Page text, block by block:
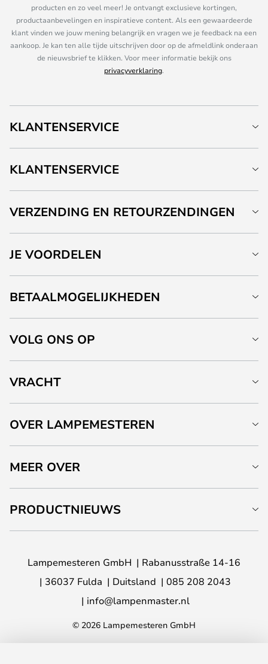
producten en zo veel meer! Je ontvangt exclusieve kortingen,
productaanbevelingen en inspiratieve content. Als een gewaardeerde
klant vinden we jouw mening belangrijk en vragen we je feedback na een
aankoop. Je kan ten alle tijde uitschrijven door op de afmeldlink onderaan
de nieuwsbrief te klikken. Voor meer informatie bekijk ons
privacyverklaring.
KLANTENSERVICE
KLANTENSERVICE
VERZENDING EN RETOURZENDINGEN
JE VOORDELEN
BETAALMOGELIJKHEDEN
VOLG ONS OP
VRACHT
OVER LAMPEMESTEREN
MEER OVER
PRODUCTNIEUWS
Lampemesteren GmbH
Rabanusstraße 14-16
36037 Fulda
Duitsland
085 208 2043
info@lampenmaster.nl
© 2026 Lampemesteren GmbH